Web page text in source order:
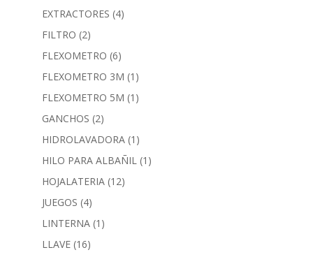
EXTRACTORES (4)
FILTRO (2)
FLEXOMETRO (6)
FLEXOMETRO 3M (1)
FLEXOMETRO 5M (1)
GANCHOS (2)
HIDROLAVADORA (1)
HILO PARA ALBAÑIL (1)
HOJALATERIA (12)
JUEGOS (4)
LINTERNA (1)
LLAVE (16)